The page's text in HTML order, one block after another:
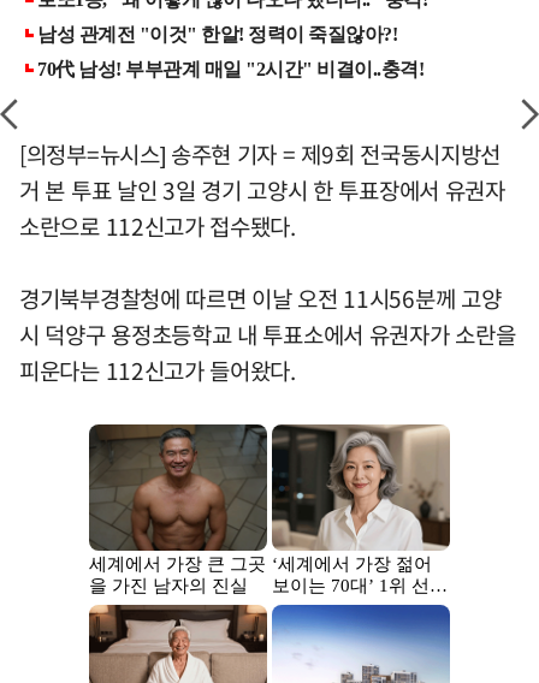
[의정부=뉴시스] 송주현 기자 = 제9회 전국동시지방선
거 본 투표 날인 3일 경기 고양시 한 투표장에서 유권자
소란으로 112신고가 접수됐다.
경기북부경찰청에 따르면 이날 오전 11시56분께 고양
시 덕양구 용정초등학교 내 투표소에서 유권자가 소란을
피운다는 112신고가 들어왔다.